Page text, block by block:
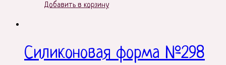
Добавить в корзину
Силиконовая форма №298